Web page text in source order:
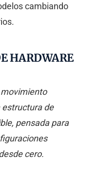
cambiando
HARDWARE
estructura de
pensada para
cero.